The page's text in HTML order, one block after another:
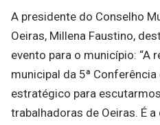
A presidente do Conselho
Oeiras, Millena Faustino,
evento para o município: “A
municipal da 5ª
estratégico para
trabalhadoras de Oeiras. É